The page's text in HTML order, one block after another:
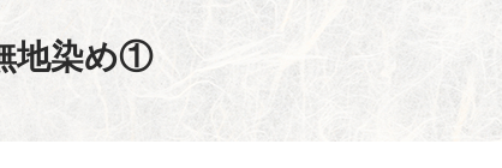
地染め①